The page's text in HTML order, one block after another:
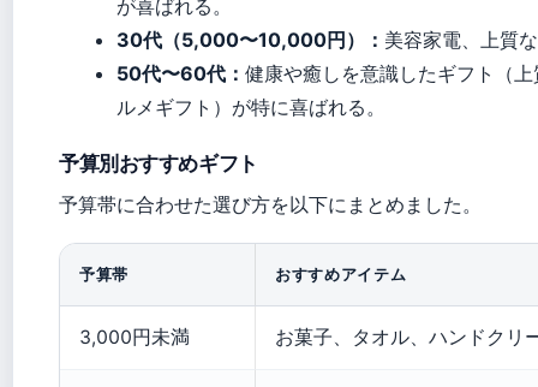
が喜ばれる。
30代（5,000〜10,000円）： 美容家電、上質
50代〜60代： 健康や癒しを意識したギフト（
ルメギフト）が特に喜ばれる。
予算別おすすめギフト
予算帯に合わせた選び方を以下にまとめました。
予算帯 おすすめアイテム
3,000円未満 お菓子、タオル、ハンドクリ